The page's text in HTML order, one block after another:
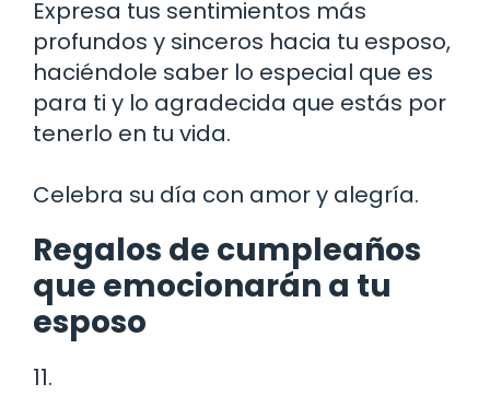
Expresa tus sentimientos más
profundos y sinceros hacia tu esposo,
haciéndole saber lo especial que es
para ti y lo agradecida que estás por
tenerlo en tu vida.
Celebra su día con amor y alegría.
Regalos de cumpleaños
que emocionarán a tu
esposo
11.